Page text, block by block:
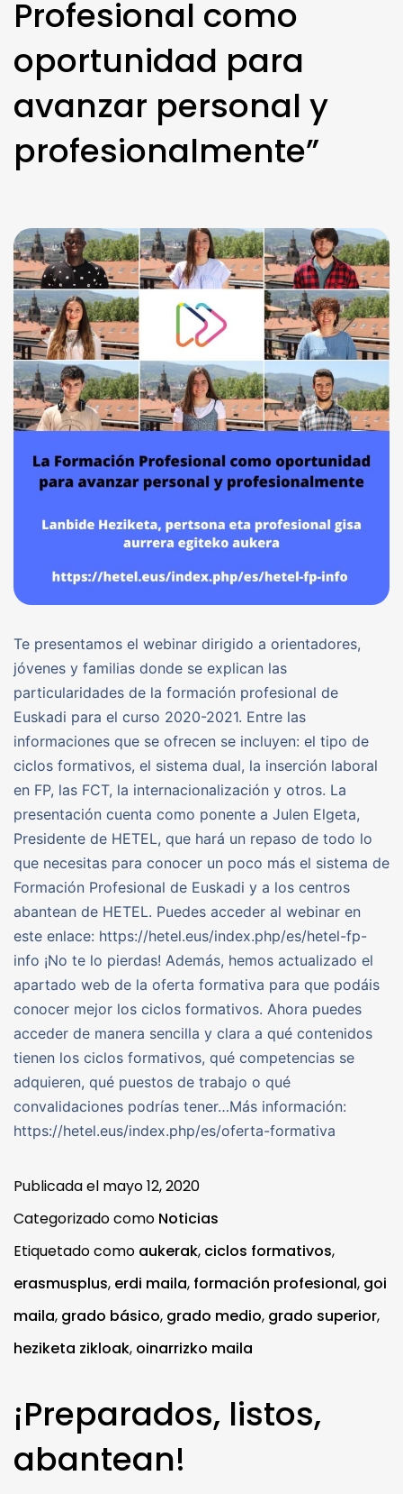
Profesional como
oportunidad para
avanzar personal y
profesionalmente”
Te presentamos el webinar dirigido a orientadores,
jóvenes y familias donde se explican las
particularidades de la formación profesional de
Euskadi para el curso 2020-2021. Entre las
informaciones que se ofrecen se incluyen: el tipo de
ciclos formativos, el sistema dual, la inserción laboral
en FP, las FCT, la internacionalización y otros. La
presentación cuenta como ponente a Julen Elgeta,
Presidente de HETEL, que hará un repaso de todo lo
que necesitas para conocer un poco más el sistema de
Formación Profesional de Euskadi y a los centros
abantean de HETEL. Puedes acceder al webinar en
este enlace: https://hetel.eus/index.php/es/hetel-fp-
info ¡No te lo pierdas! Además, hemos actualizado el
apartado web de la oferta formativa para que podáis
conocer mejor los ciclos formativos. Ahora puedes
acceder de manera sencilla y clara a qué contenidos
tienen los ciclos formativos, qué competencias se
adquieren, qué puestos de trabajo o qué
convalidaciones podrías tener…Más información:
https://hetel.eus/index.php/es/oferta-formativa
Publicada el mayo 12, 2020
Categorizado como Noticias
Etiquetado como aukerak, ciclos formativos,
erasmusplus, erdi maila, formación profesional, goi
maila, grado básico, grado medio, grado superior,
heziketa zikloak, oinarrizko maila
¡Preparados, listos,
abantean!